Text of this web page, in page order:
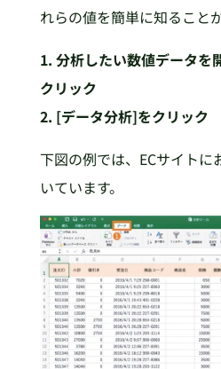
れらの値を簡単に知ること
1. 分析したい数値データを
クリック
2. [データ分析]をクリック
下図の例では、ECサイトに
いています。